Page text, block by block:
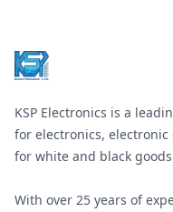
KSP Electronics is a
for electronics,
for white and black
With over 25 years of